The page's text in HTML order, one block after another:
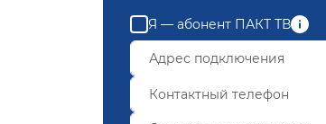
Я — абонент ПАКТ ТВ